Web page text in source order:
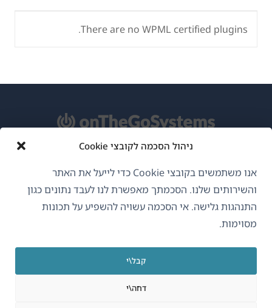
ניהול הסכמה לקובצי Cookie
אנו משתמשים בקובצי Cookie כדי לייעל את האתר
והשירותים שלנו. הסכמתך מאפשרת לנו לעבד נתונים כגון
התנהגות גלישה. אי הסכמה עשויה להשפיע על תכונות
מסוימות.
קבל\י
דחה\י
There are no WPML certified plugins.
עברית
GDPR ומדיניות פרטיות
הצטרף לצוות שלנו(נפתח
בחלון
חדש)
בחלון
חדש)
בחלון